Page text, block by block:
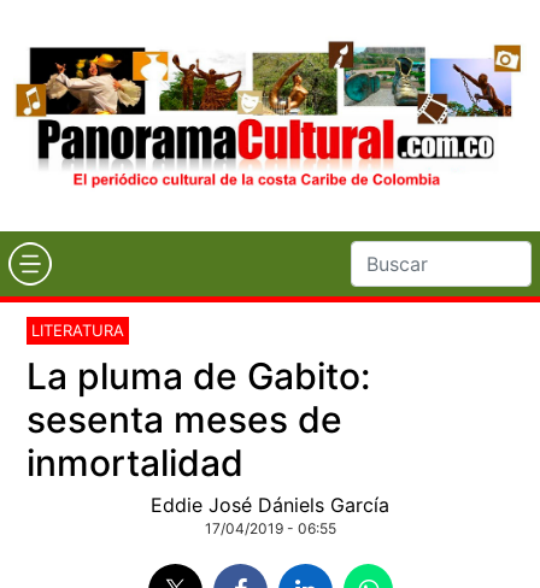
LITERATURA
La pluma de Gabito:
sesenta meses de
inmortalidad
Eddie José Dániels García
17/04/2019 - 06:55